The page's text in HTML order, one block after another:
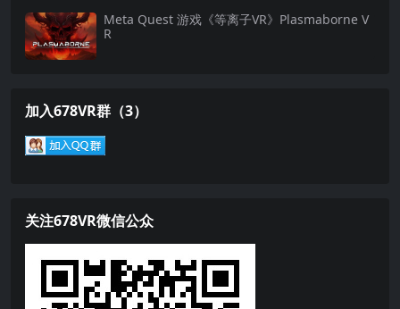
Meta Quest 游戏《等离子VR》Plasmaborne V
R
加入678VR群（3）
关注678VR微信公众